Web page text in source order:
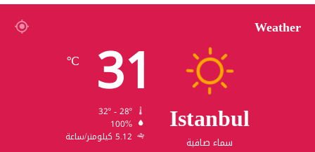
Weather
Istanbul
سماء صافية
31
℃
100%
5.12 كيلومتر/ساعة